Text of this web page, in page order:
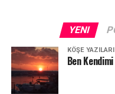
Kuraklığın etkileri
des Brenets de son
karşıya.
24 Temmuz
metre, çıkıştaki su
YENI
KÖŞE YAZILARI
Ben Kendimi